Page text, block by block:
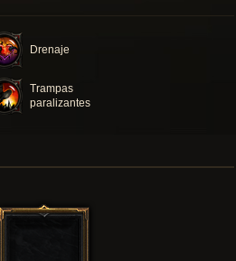
Drenaje
Trampas
paralizantes